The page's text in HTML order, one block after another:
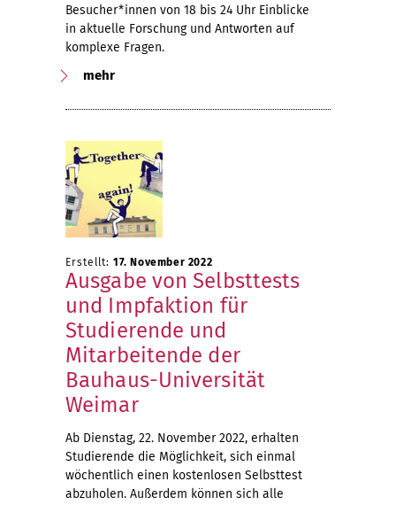
Besucher*innen von 18 bis 24 Uhr Einblicke
in aktuelle Forschung und Antworten auf
komplexe Fragen.
mehr
Erstellt: 17. November 2022
Ausgabe von Selbsttests
und Impfaktion für
Studierende und
Mitarbeitende der
Bauhaus-Universität
Weimar
Ab Dienstag, 22. November 2022, erhalten
Studierende die Möglichkeit, sich einmal
wöchentlich einen kostenlosen Selbsttest
abzuholen. Außerdem können sich alle